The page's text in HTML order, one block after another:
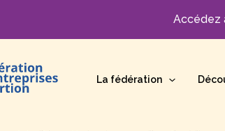
Accédez
La fédération